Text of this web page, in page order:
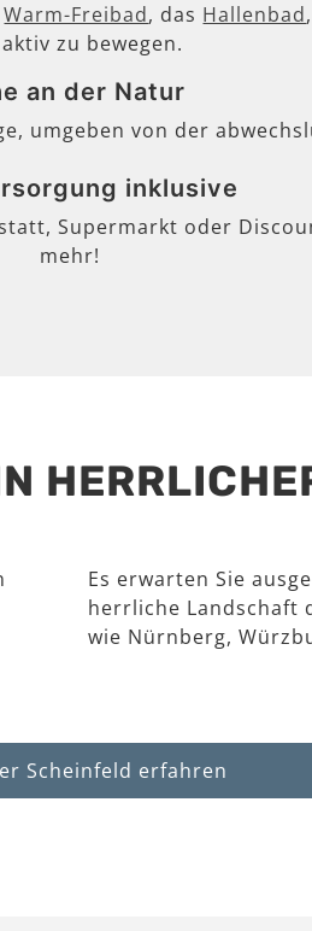
Warm-Freibad, das Hallenbad
zu bewegen.
an der Natur
umgeben von der
inklusive
Supermarkt oder
mehr!
Es erwarten Sie
herrliche Landschaft
wie Nürnberg,
Scheinfeld erfahren